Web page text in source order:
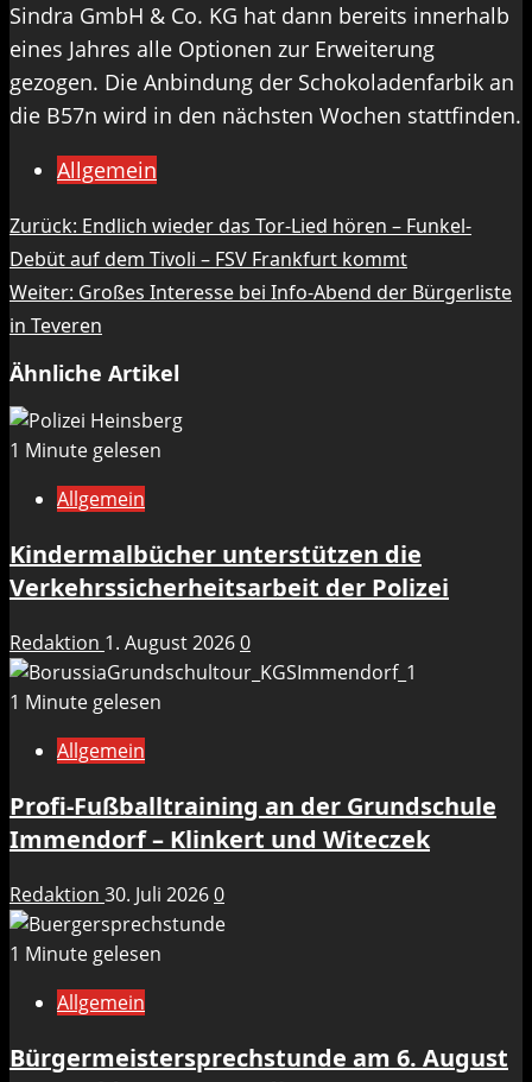
Sindra GmbH & Co. KG hat dann bereits innerhalb
eines Jahres alle Optionen zur Erweiterung
gezogen. Die Anbindung der Schokoladenfarbik an
die B57n wird in den nächsten Wochen stattfinden.
Allgemein
Beitragsnavigation
Zurück: Endlich wieder das Tor-Lied hören – Funkel-
Debüt auf dem Tivoli – FSV Frankfurt kommt
Weiter: Großes Interesse bei Info-Abend der Bürgerliste
in Teveren
Ähnliche Artikel
1 Minute gelesen
Allgemein
Kindermalbücher unterstützen die
Verkehrssicherheitsarbeit der Polizei
Redaktion 1. August 20260
1 Minute gelesen
Allgemein
Profi-Fußballtraining an der Grundschule
Immendorf – Klinkert und Witeczek
Redaktion 30. Juli 20260
1 Minute gelesen
Allgemein
Bürgermeistersprechstunde am 6. August